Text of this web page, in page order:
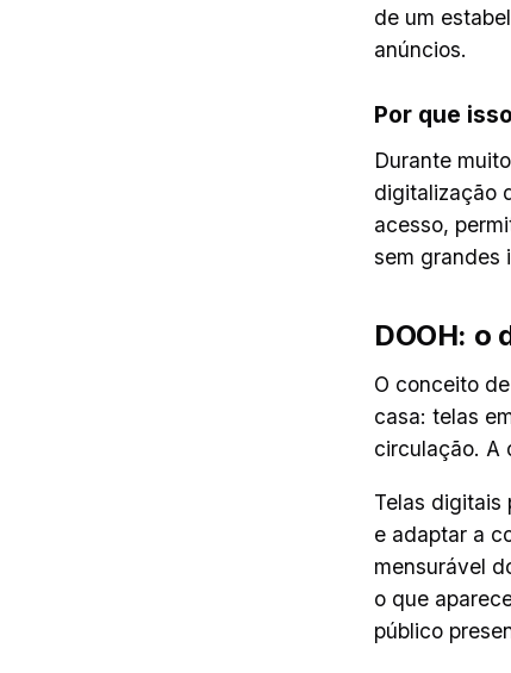
de um
anúncios.
Por que
Durante
digitalização
acesso,
sem grandes
DOOH: o
O conceito de
casa: telas
circulação. A
Telas digitais
e adaptar a
mensurável
o que
público